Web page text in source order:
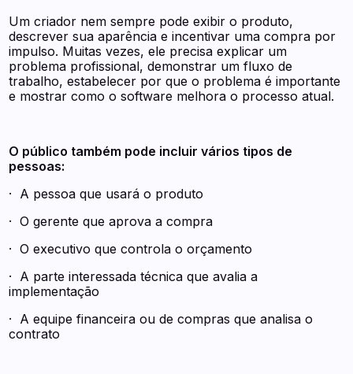
Um criador nem sempre pode exibir o produto,
descrever sua aparência e incentivar uma compra por
impulso. Muitas vezes, ele precisa explicar um
problema profissional, demonstrar um fluxo de
trabalho, estabelecer por que o problema é importante
e mostrar como o software melhora o processo atual.
O público também pode incluir vários tipos de
pessoas:
· A pessoa que usará o produto
· O gerente que aprova a compra
· O executivo que controla o orçamento
· A parte interessada técnica que avalia a
implementação
· A equipe financeira ou de compras que analisa o
contrato